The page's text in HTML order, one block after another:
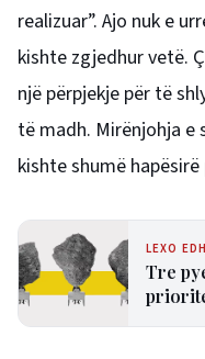
realizuar”. Ajo nuk e
kishte zgjedhur vetë.
një përpjekje për të
të madh. Mirënjohja e
kishte shumë
LEXO
Tre